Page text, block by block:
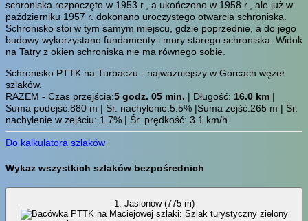
schroniska rozpoczęto w 1953 r., a ukończono w 1958 r., ale już w
październiku 1957 r. dokonano uroczystego otwarcia schroniska.
Schronisko stoi w tym samym miejscu, gdzie poprzednie, a do jego
budowy wykorzystano fundamenty i mury starego schroniska. Widok
na Tatry z okien schroniska nie ma równego sobie.
Schronisko PTTK na Turbaczu - najważniejszy w Gorcach węzeł
szlaków.
RAZEM - Czas przejścia:5 godz. 05 min. | Długość: 16.0 km |
Suma podejść:880 m | Śr. nachylenie:5.5% |Suma zejść:265 m | Śr.
nachylenie w zejściu: 1.7% | Śr. prędkość: 3.1 km/h
Do kalkulatora szlaków
Wykaz wszystkich szlaków bezpośrednich
1. Jasionów (775 m)